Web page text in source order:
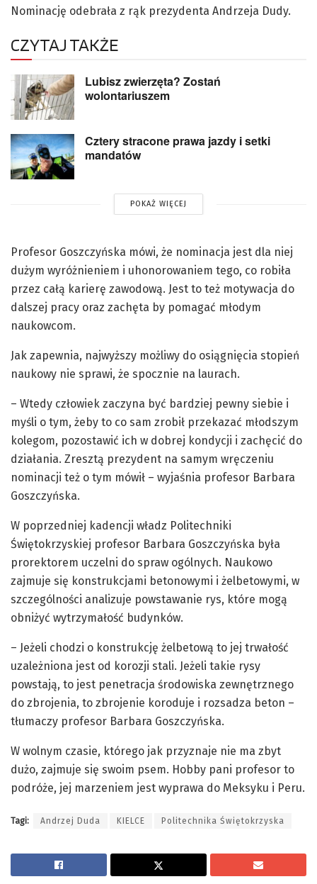
Nominację odebrała z rąk prezydenta Andrzeja Dudy.
CZYTAJ TAKŻE
Lubisz zwierzęta? Zostań
wolontariuszem
Cztery stracone prawa jazdy i setki
mandatów
POKAŻ WIĘCEJ
Profesor Goszczyńska mówi, że nominacja jest dla niej
dużym wyróżnieniem i uhonorowaniem tego, co robiła
przez całą karierę zawodową. Jest to też motywacja do
dalszej pracy oraz zachęta by pomagać młodym
naukowcom.
Jak zapewnia, najwyższy możliwy do osiągnięcia stopień
naukowy nie sprawi, że spocznie na laurach.
– Wtedy człowiek zaczyna być bardziej pewny siebie i
myśli o tym, żeby to co sam zrobił przekazać młodszym
kolegom, pozostawić ich w dobrej kondycji i zachęcić do
działania. Zresztą prezydent na samym wręczeniu
nominacji też o tym mówił – wyjaśnia profesor Barbara
Goszczyńska.
W poprzedniej kadencji władz Politechniki
Świętokrzyskiej profesor Barbara Goszczyńska była
prorektorem uczelni do spraw ogólnych. Naukowo
zajmuje się konstrukcjami betonowymi i żelbetowymi, w
szczególności analizuje powstawanie rys, które mogą
obniżyć wytrzymałość budynków.
– Jeżeli chodzi o konstrukcję żelbetową to jej trwałość
uzależniona jest od korozji stali. Jeżeli takie rysy
powstają, to jest penetracja środowiska zewnętrznego
do zbrojenia, to zbrojenie koroduje i rozsadza beton –
tłumaczy profesor Barbara Goszczyńska.
W wolnym czasie, którego jak przyznaje nie ma zbyt
dużo, zajmuje się swoim psem. Hobby pani profesor to
podróże, jej marzeniem jest wyprawa do Meksyku i Peru.
Tagi: Andrzej Duda KIELCE Politechnika Świętokrzyska